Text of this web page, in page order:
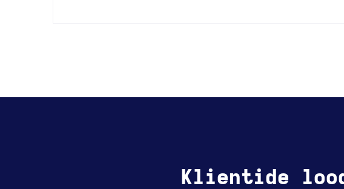
Klientide